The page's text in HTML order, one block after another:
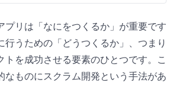
プリは「なにをつくるか」が重要です
行うための「どうつくるか」、つまり
トを成功させる要素のひとつです。こ
なものにスクラム開発という手法があ